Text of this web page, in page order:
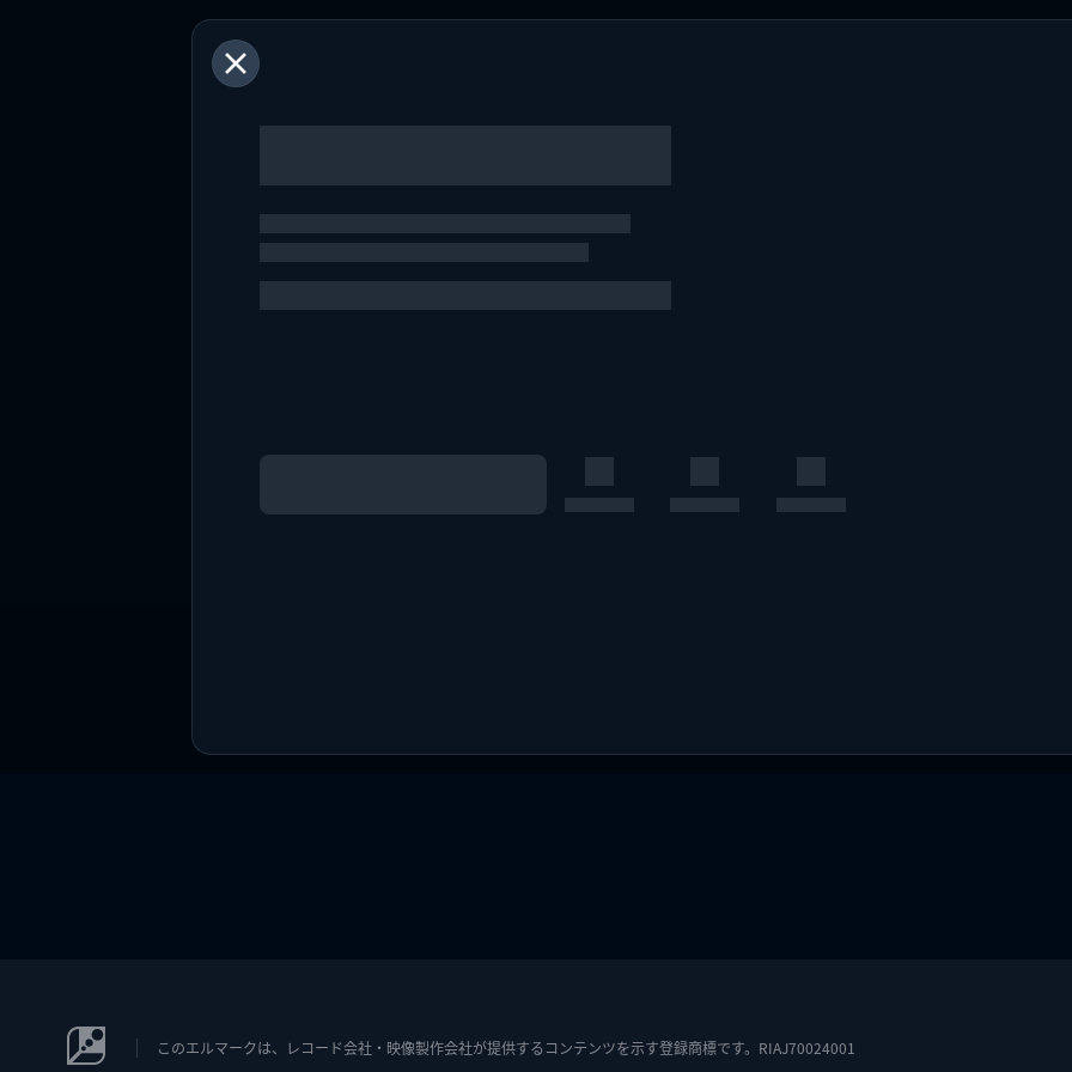
このエルマークは、レコード会社・映像製作会社が提供するコンテンツを示す登録商標です。RIAJ70024001